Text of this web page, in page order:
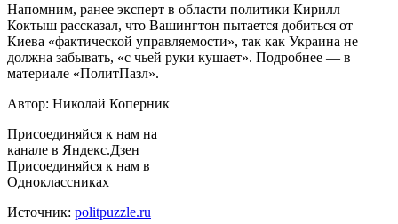
Напомним, ранее эксперт в области политики Кирилл
Коктыш рассказал, что Вашингтон пытается добиться от
Киева «фактической управляемости», так как Украина не
должна забывать, «с чьей руки кушает». Подробнее — в
материале «ПолитПазл».
Автор: Николай Коперник
Присоединяйся к нам на
канале в Яндекс.Дзен
Присоединяйся к нам в
Одноклассниках
Источник: politpuzzle.ru